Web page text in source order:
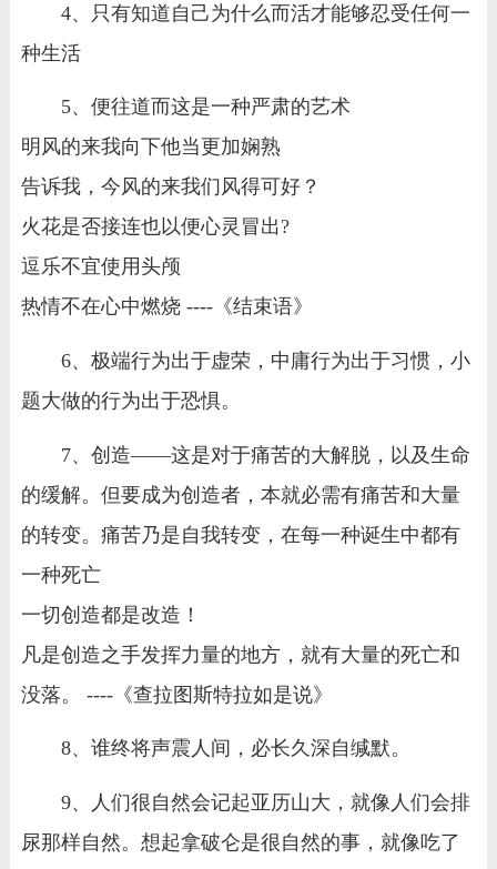
4、只有知道自己为什么而活才能够忍受任何一
种生活
5、便往道而这是一种严肃的艺术
明风的来我向下他当更加娴熟
告诉我，今风的来我们风得可好？
火花是否接连也以便心灵冒出?
逗乐不宜使用头颅
热情不在心中燃烧 ----《结束语》
6、极端行为出于虚荣，中庸行为出于习惯，小
题大做的行为出于恐惧。
7、创造——这是对于痛苦的大解脱，以及生命
的缓解。但要成为创造者，本就必需有痛苦和大量
的转变。痛苦乃是自我转变，在每一种诞生中都有
一种死亡
一切创造都是改造！
凡是创造之手发挥力量的地方，就有大量的死亡和
没落。 ----《查拉图斯特拉如是说》
8、谁终将声震人间，必长久深自缄默。
9、人们很自然会记起亚历山大，就像人们会排
尿那样自然。想起拿破仑是很自然的事，就像吃了